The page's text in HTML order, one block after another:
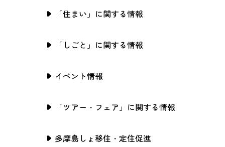
「住まい」に関する情報
「しごと」に関する情報
イベント情報
「ツアー・フェア」に関する情報
多摩島しょ移住・定住促進